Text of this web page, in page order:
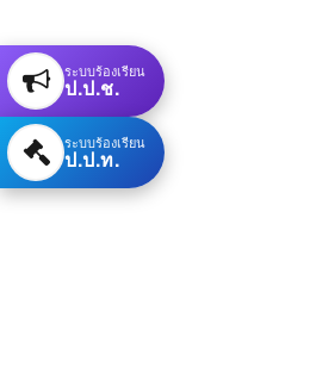
ระบบร้องเรียน
ป.ป.ช.
ระบบร้องเรียน
ป.ป.ท.